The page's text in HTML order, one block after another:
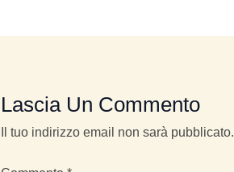
Lascia Un Commento
Il tuo indirizzo email non sarà pubblicato.